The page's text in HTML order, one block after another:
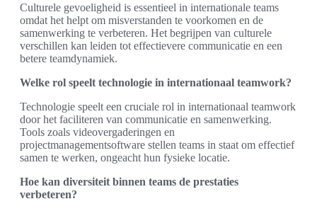
Culturele gevoeligheid is essentieel in internationale teams
omdat het helpt om misverstanden te voorkomen en de
samenwerking te verbeteren. Het begrijpen van culturele
verschillen kan leiden tot effectievere communicatie en een
betere teamdynamiek.
Welke rol speelt technologie in internationaal teamwork?
Technologie speelt een cruciale rol in internationaal teamwork
door het faciliteren van communicatie en samenwerking.
Tools zoals videovergaderingen en
projectmanagementsoftware stellen teams in staat om effectief
samen te werken, ongeacht hun fysieke locatie.
Hoe kan diversiteit binnen teams de prestaties
verbeteren?